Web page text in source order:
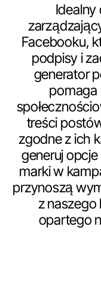
Idealny
Facebooku,
podpisy i
generator
pomaga
treści
zgodne z ich
generuj
marki w
przynoszą
z naszego
opartego